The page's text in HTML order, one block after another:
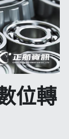
位轉